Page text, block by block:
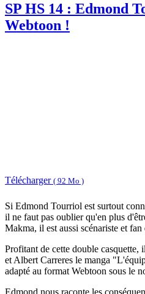
SP HS 14 : Edmond
Webtoon !
Télécharger ( 92 Mo )
Si Edmond Tourriol est surtout
il ne faut pas oublier qu'en plus
Makma, il est aussi scénariste et fan
Profitant de cette double casquette,
et Albert Carreres le manga
adapté au format Webtoon sous le